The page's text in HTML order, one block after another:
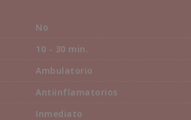
No
10 - 30 min.
Ambulatorio
Antiinflamatorios
Inmediato